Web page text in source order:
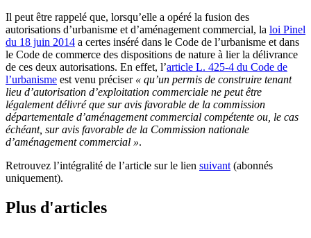
Il peut être rappelé que, lorsqu’elle a opéré la fusion des
autorisations d’urbanisme et d’aménagement commercial, la loi Pinel
du 18 juin 2014 a certes inséré dans le Code de l’urbanisme et dans
le Code de commerce des dispositions de nature à lier la délivrance
de ces deux autorisations. En effet, l’article L. 425-4 du Code de
l’urbanisme est venu préciser « qu’un permis de construire tenant
lieu d’autorisation d’exploitation commerciale ne peut être
légalement délivré que sur avis favorable de la commission
départementale d’aménagement commercial compétente ou, le cas
échéant, sur avis favorable de la Commission nationale
d’aménagement commercial ».
Retrouvez l’intégralité de l’article sur le lien suivant (abonnés
uniquement).
Plus d'articles